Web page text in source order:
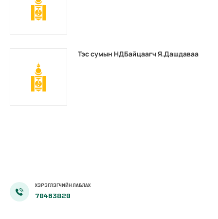
Тэс сумын НДБайцаагч Я.Дашдаваа
ХЭРЭГЛЭГЧИЙН ЛАВЛАХ
70463820